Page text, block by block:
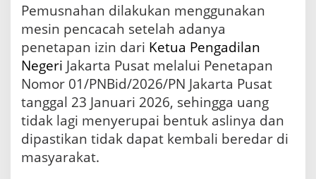
Pemusnahan dilakukan menggunakan
mesin pencacah setelah adanya
penetapan izin dari Ketua Pengadilan
Negeri Jakarta Pusat melalui Penetapan
Nomor 01/PNBid/2026/PN Jakarta Pusat
tanggal 23 Januari 2026, sehingga uang
tidak lagi menyerupai bentuk aslinya dan
dipastikan tidak dapat kembali beredar di
masyarakat.